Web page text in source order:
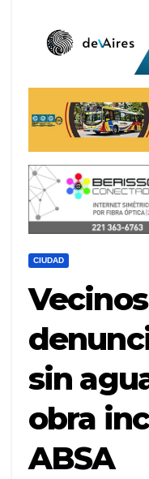
CIUDAD
sin
obra
ABSA